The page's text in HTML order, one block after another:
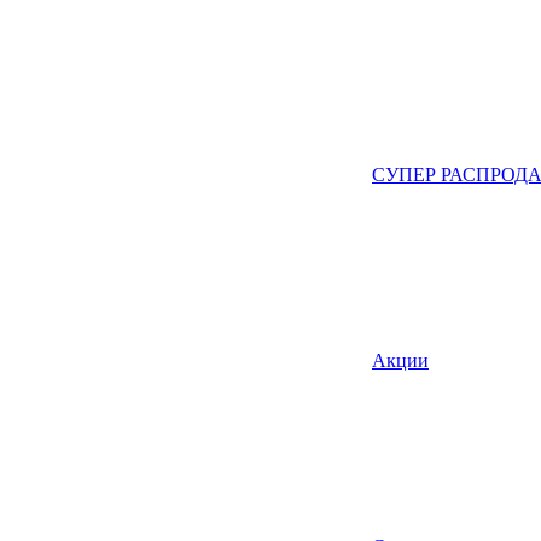
СУПЕР
Акции